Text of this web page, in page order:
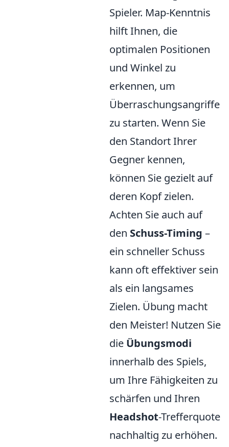
Spieler. Map-Kenntnis
hilft Ihnen, die
optimalen Positionen
und Winkel zu
erkennen, um
Überraschungsangriffe
zu starten. Wenn Sie
den Standort Ihrer
Gegner kennen,
können Sie gezielt auf
deren Kopf zielen.
Achten Sie auch auf
den Schuss-Timing –
ein schneller Schuss
kann oft effektiver sein
als ein langsames
Zielen. Übung macht
den Meister! Nutzen Sie
die Übungsmodi
innerhalb des Spiels,
um Ihre Fähigkeiten zu
schärfen und Ihren
Headshot-Trefferquote
nachhaltig zu erhöhen.